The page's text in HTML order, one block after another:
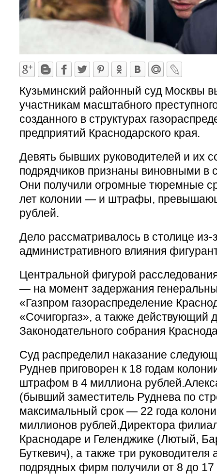
Кузьминский районный суд Москвы
участникам масштабного
созданного в структурах
предприятий Краснодарского края.
Девять бывших руководителей и их
подрядчиков признаны виновными в
Они получили огромные тюремные
лет колонии — и штрафы,
рублей.
Дело рассматривалось в столице из-
административного влияния
Центральной фигурой
— на момент задержания
«Газпром газораспределение
«Сочигоргаз», а также действующий
Законодательного собрания
Суд распределил наказание
Руднев приговорен к 18 годам
штрафом в 4 миллиона
(бывший заместитель Руднева по
максимальный срок — 22 года
миллионов рублей.Директора
Краснодаре и Геленджике (Лютый,
Буткевич), а также три
подрядных фирм получили от 8 до